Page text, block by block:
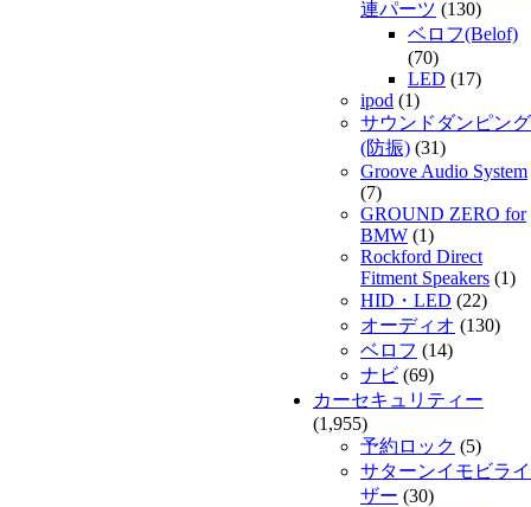
連パーツ (130)
ベロフ(Belof)
(70)
LED (17)
ipod (1)
サウンドダンピング
(防振) (31)
Groove Audio System
(7)
GROUND ZERO for
BMW (1)
Rockford Direct
Fitment Speakers (1)
HID・LED (22)
オーディオ (130)
ベロフ (14)
ナビ (69)
カーセキュリティー
(1,955)
予約ロック (5)
サターンイモビライ
ザー (30)